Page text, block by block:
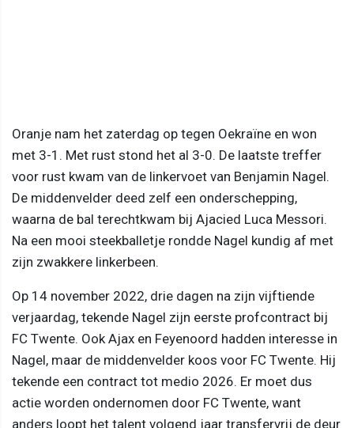
Oranje nam het zaterdag op tegen Oekraïne en won
met 3-1. Met rust stond het al 3-0. De laatste treffer
voor rust kwam van de linkervoet van Benjamin Nagel.
De middenvelder deed zelf een onderschepping,
waarna de bal terechtkwam bij Ajacied Luca Messori.
Na een mooi steekballetje rondde Nagel kundig af met
zijn zwakkere linkerbeen.
Op 14 november 2022, drie dagen na zijn vijftiende
verjaardag, tekende Nagel zijn eerste profcontract bij
FC Twente. Ook Ajax en Feyenoord hadden interesse in
Nagel, maar de middenvelder koos voor FC Twente. Hij
tekende een contract tot medio 2026. Er moet dus
actie worden ondernomen door FC Twente, want
anders loopt het talent volgend jaar transfervrij de deur